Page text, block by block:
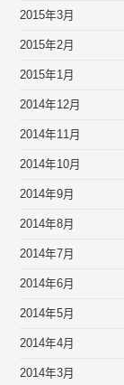
2015年3月
2015年2月
2015年1月
2014年12月
2014年11月
2014年10月
2014年9月
2014年8月
2014年7月
2014年6月
2014年5月
2014年4月
2014年3月